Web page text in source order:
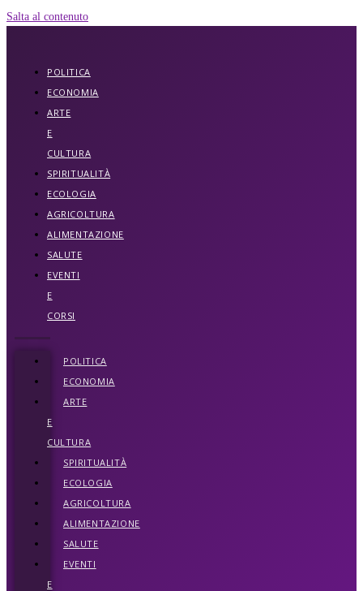
Salta al contenuto
POLITICA
ECONOMIA
ARTE
E
CULTURA
SPIRITUALITÀ
ECOLOGIA
AGRICOLTURA
ALIMENTAZIONE
SALUTE
EVENTI
E
CORSI
POLITICA
ECONOMIA
ARTE
E
CULTURA
SPIRITUALITÀ
ECOLOGIA
AGRICOLTURA
ALIMENTAZIONE
SALUTE
EVENTI
E